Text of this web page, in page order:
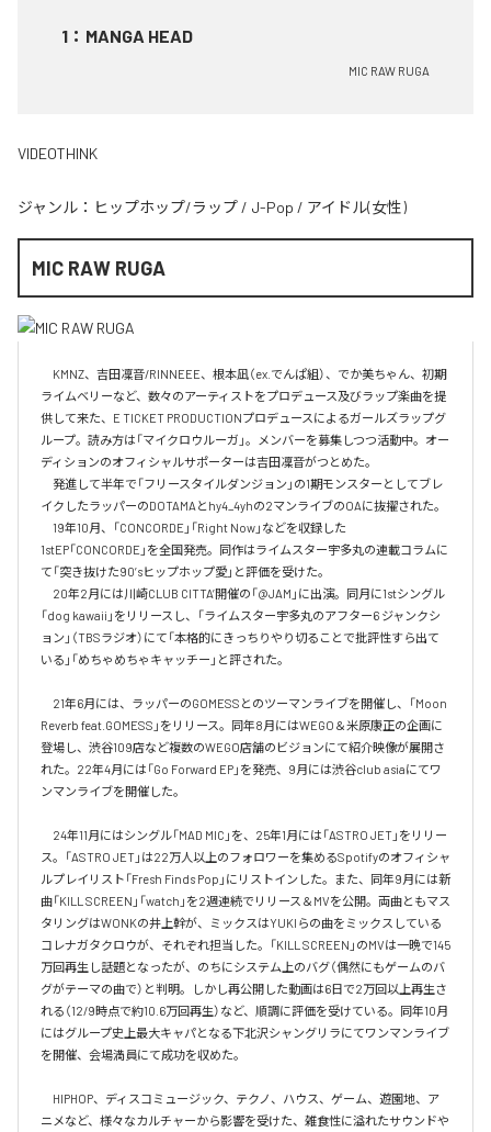
1 ： MANGA HEAD
MIC RAW RUGA
VIDEOTHINK
ジャンル： ヒップホップ/ラップ / J-Pop / アイドル(女性)
MIC RAW RUGA
KMNZ、吉田凜音/RINNEEE、根本凪（ex.でんぱ組）、でか美ちゃん、初期
ライムベリーなど、数々のアーティストをプロデュース及びラップ楽曲を提
供して来た、E TICKET PRODUCTIONプロデュースによるガールズラップグ
ループ。読み方は「マイクロウルーガ」。メンバーを募集しつつ活動中。オー
ディションのオフィシャルサポーターは吉田凜音がつとめた。
発進して半年で「フリースタイルダンジョン」の1期モンスターとしてブレ
イクしたラッパーのDOTAMAとhy4_4yhの2マンライブのOAに抜擢された。
19年10月、「CONCORDE」「Right Now」などを収録した
1stEP「CONCORDE」を全国発売。同作はライムスター宇多丸の連載コラムに
て「突き抜けた90’sヒップホップ愛」と評価を受けた。
20年2月には川崎CLUB CITTA’開催の「@JAM」に出演。同月に1stシングル
「dog kawaii」をリリースし、「ライムスター宇多丸のアフター6 ジャンクシ
ョン」（TBSラジオ）にて「本格的にきっちりやり切ることで批評性すら出て
いる」「めちゃめちゃキャッチー」と評された。
21年6月には、ラッパーのGOMESSとのツーマンライブを開催し、「Moon
Reverb feat.GOMESS」をリリース。同年8月にはWEGO＆米原康正の企画に
登場し、渋谷109店など複数のWEGO店舗のビジョンにて紹介映像が展開さ
れた。22年4月には「Go Forward EP」を発売、9月には渋谷club asiaにてワ
ンマンライブを開催した。
24年11月にはシングル「MAD MIC」を、25年1月には「ASTRO JET」をリリー
ス。「ASTRO JET」は22万人以上のフォロワーを集めるSpotifyのオフィシャ
ルプレイリスト「Fresh Finds Pop」にリストインした。また、同年9月には新
曲「KILL SCREEN」「watch」を2週連続でリリース＆MVを公開。両曲ともマス
タリングはWONKの井上幹が、ミックスはYUKIらの曲をミックスしている
コレナガタクロウが、それぞれ担当した。「KILL SCREEN」のMVは一晩で145
万回再生し話題となったが、のちにシステム上のバグ（偶然にもゲームのバ
グがテーマの曲で）と判明。しかし再公開した動画は6日で2万回以上再生さ
れる（12/9時点で約10.6万回再生）など、順調に評価を受けている。同年10月
にはグループ史上最大キャパとなる下北沢シャングリラにてワンマンライブ
を開催、会場満員にて成功を収めた。
HIPHOP、ディスコミュージック、テクノ、ハウス、ゲーム、遊園地、ア
ニメなど、様々なカルチャーから影響を受けた、雑食性に溢れたサウンドや